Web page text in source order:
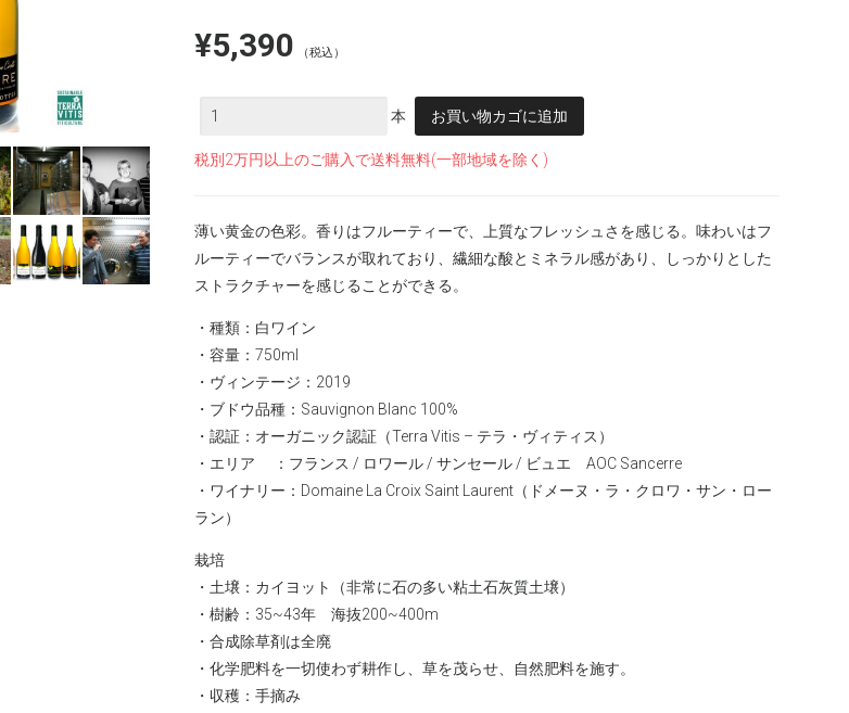
¥5,390 （税込）
本 お買い物カゴに追加
税別2万円以上のご購入で送料無料(一部地域を除く)
薄い黄金の色彩。香りはフルーティーで、上質なフレッシュさを感じる。味わいはフ
ルーティーでバランスが取れており、繊細な酸とミネラル感があり、しっかりとした
ストラクチャーを感じることができる。
・種類：白ワイン
・容量：750ml
・ヴィンテージ：2019
・ブドウ品種：Sauvignon Blanc 100%
・認証：オーガニック認証（Terra Vitis – テラ・ヴィティス）
・エリア ：フランス / ロワール / サンセール / ビュエ AOC Sancerre
・ワイナリー： Domaine La Croix Saint Laurent（ドメーヌ・ラ・クロワ・サン・ロー
ラン）
栽培
・土壌：カイヨット（非常に石の多い粘土石灰質土壌）
・樹齢：35~43年 海抜200~400m
・合成除草剤は全廃
・化学肥料を一切使わず耕作し、草を茂らせ、自然肥料を施す。
・収穫：手摘み